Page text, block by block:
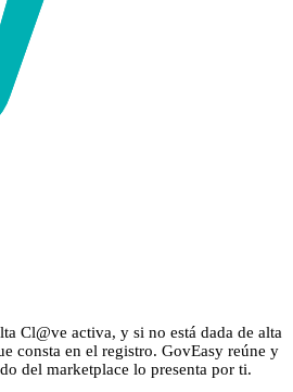
Cl@ve activa, y si no está dada de alta
consta en el registro. GovEasy reúne y
del marketplace lo presenta por ti.